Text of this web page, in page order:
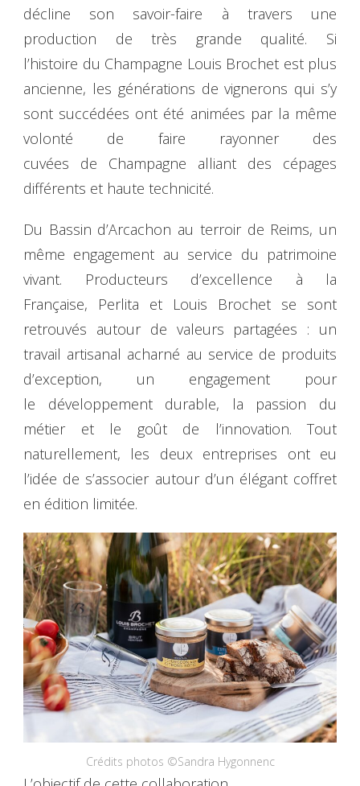
décline son savoir-faire à travers une
production de très grande qualité. Si
l’histoire du Champagne Louis Brochet est plus
ancienne, les générations de vignerons qui s’y
sont succédées ont été animées par la même
volonté de faire rayonner des
cuvées de Champagne alliant des cépages
différents et haute technicité.
Du Bassin d’Arcachon au terroir de Reims, un
même engagement au service du patrimoine
vivant. Producteurs d’excellence à la
Française, Perlita et Louis Brochet se sont
retrouvés autour de valeurs partagées : un
travail artisanal acharné au service de produits
d’exception, un engagement pour
le développement durable, la passion du
métier et le goût de l’innovation. Tout
naturellement, les deux entreprises ont eu
l’idée de s’associer autour d’un élégant coffret
en édition limitée.
Crédits photos ©Sandra Hygonnenc